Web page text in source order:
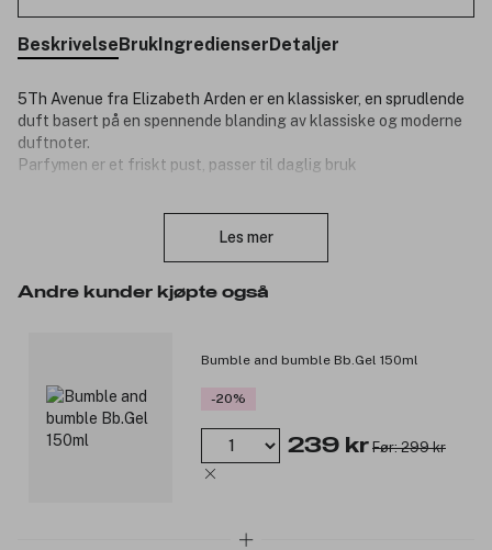
BeskrivelseBrukIngredienserDetaljer
5Th Avenue fra Elizabeth Arden er en klassisker, en sprudlende
duft basert på en spennende blanding av klassiske og moderne
duftnoter.
Parfymen er et friskt pust, passer til daglig bruk
Hjertenoterr: Rose, Fiol, Ylang Ylang, Jasmin, indisk tuberose,
Bunnnotes: Amber, Tibetansk Musk, Sandeltre, Iris, og Vanilje
Les mer
Andre kunder kjøpte også
Bumble and bumble Bb.Gel 150ml
-20%
239 kr Før: 299 kr